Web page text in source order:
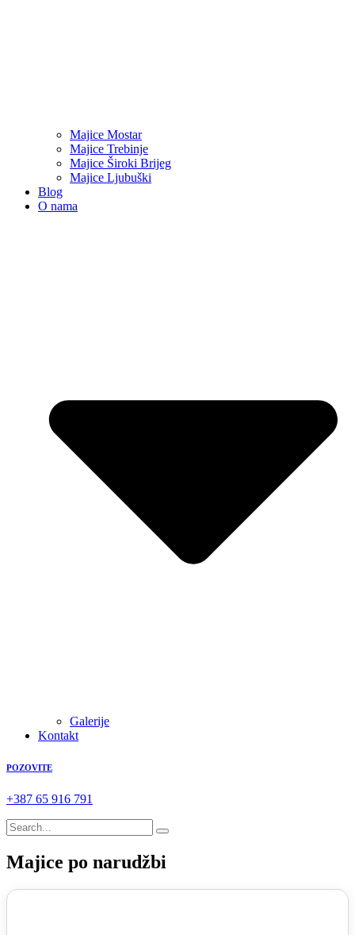
Majice Mostar
Majice Trebinje
Majice Široki Brijeg
Majice Ljubuški
Blog
O nama
Galerije
Kontakt
POZOVITE
+387 65 916 791
Majice po narudžbi